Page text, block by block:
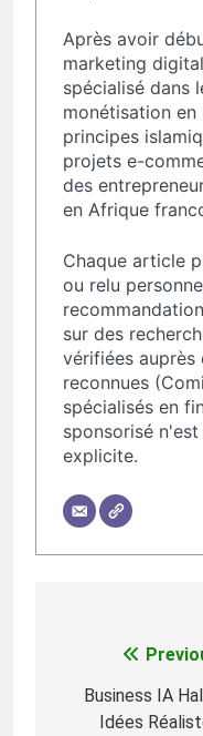
Après avoir
marketing
spécialisé dans
monétisation
principes
projets e-
des
en Afrique
Chaque article
ou relu
sur des
vérifiées auprès
reconnues
spécialisés en
sponsorisé
explicite.
l’article
Business IA
Idées